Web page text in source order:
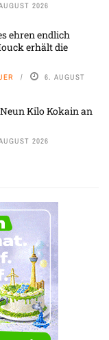
2026
ehren endlich
erhält die
6. AUGUST
Kilo Kokain an
2026